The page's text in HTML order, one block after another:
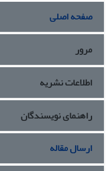
صفحه اصلی
مرور
اطلاعات نشریه
راهنمای نویسندگان
ارسال مقاله